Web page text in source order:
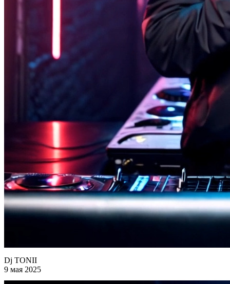
Dj TONII
9 мая 2025